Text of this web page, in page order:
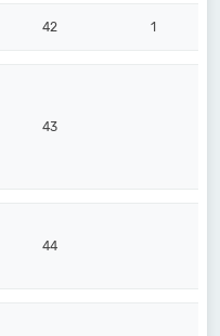
42 1
43
44